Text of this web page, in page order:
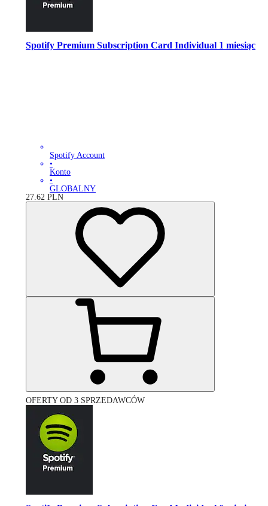
Spotify Premium Subscription Card Individual 1 miesiąc
Spotify Account
•
Konto
•
GLOBALNY
27.62 PLN
OFERTY OD 3 SPRZEDAWCÓW